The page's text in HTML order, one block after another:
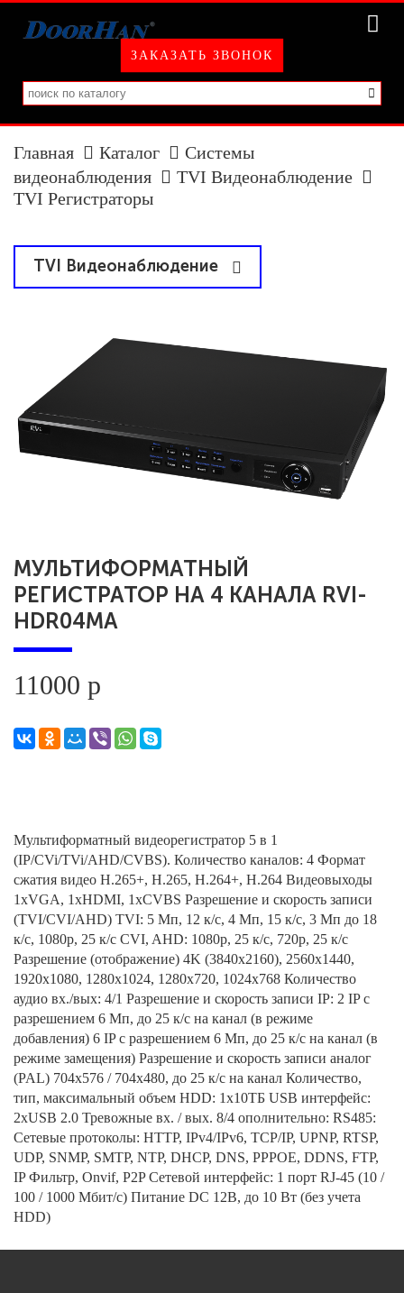
ЗАКАЗАТЬ ЗВОНОК
Главная Каталог
Системы
видеонаблюдения
TVI Видеонаблюдение
TVI Регистраторы
TVI Видеонаблюдение
TVI Регистраторы
МУЛЬТИФОРМАТНЫЙ
РЕГИСТРАТОР НА 4 КАНАЛА RVI-
HDR04MA
11000 р
Мультиформатный видеорегистратор 5 в 1
(IP/CVi/TVi/AHD/CVBS). Количество каналов: 4 Формат
сжатия видео H.265+, H.265, H.264+, H.264 Видеовыходы
1xVGA, 1xHDMI, 1xCVBS Разрешение и скорость записи
(TVI/CVI/AHD) TVI: 5 Мп, 12 к/с, 4 Мп, 15 к/с, 3 Мп до 18
к/с, 1080p, 25 к/с CVI, AHD: 1080p, 25 к/с, 720p, 25 к/с
Разрешение (отображение) 4K (3840x2160), 2560x1440,
1920x1080, 1280x1024, 1280x720, 1024x768 Количество
аудио вх./вых: 4/1 Разрешение и скорость записи IP: 2 IP с
разрешением 6 Mп, до 25 к/с на канал (в режиме
добавления) 6 IP с разрешением 6 Mп, до 25 к/с на канал (в
режиме замещения) Разрешение и скорость записи аналог
(PAL) 704x576 / 704x480, до 25 к/с на канал Количество,
тип, максимальный объем HDD: 1x10ТБ USB интерфейс:
2xUSB 2.0 Тревожные вх. / вых. 8/4 ополнительно: RS485:
Сетевые протоколы: HTTP, IPv4/IPv6, TCP/IP, UPNP, RTSP,
UDP, SNMP, SMTP, NTP, DHCP, DNS, PPPOE, DDNS, FTP,
IP Фильтр, Onvif, P2P Сетевой интерфейс: 1 порт RJ-45 (10 /
100 / 1000 Мбит/с) Питание DC 12В, до 10 Вт (без учета
HDD)